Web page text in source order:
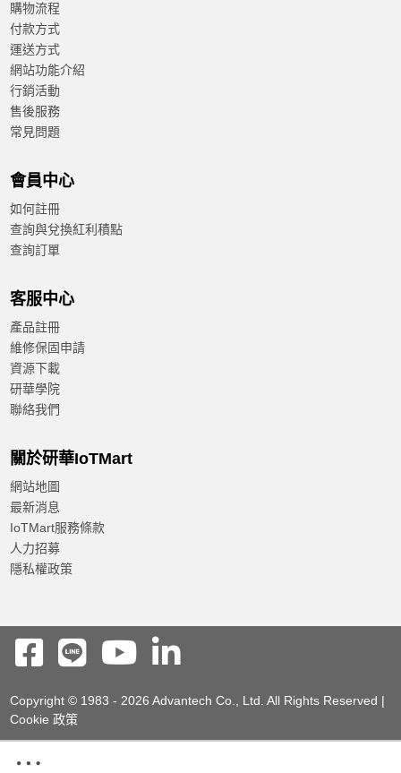
購物流程
付款方式
運送方式
網站功能介紹
行銷活動
售後服務
常見問題
會員中心
如何註冊
查詢與兌換紅利積點
查詢訂單
客服中心
產品註冊
維修保固申請
資源下載
研華學院
聯絡我們
關於研華IoTMart
網站地圖
最新消息
IoTMart服務條款
人力招募
隱私權政策
Copyright © 1983 - 2026 Advantech Co., Ltd. All Rights Reserved |
Cookie 政策